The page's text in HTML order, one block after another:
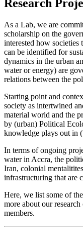
Research
As a Lab, we are
scholarship on the
interested how societies
can be identified for
dynamics in the urban
water or energy) are
relations between the
Starting point and
society as intertwined
material world and the
by (urban) Political
knowledge plays out in
In terms of ongoing
water in Accra, the
Iran, colonial
infrastructuring that are
Here, we list some of
more about our
members.